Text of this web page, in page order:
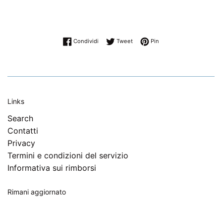
Condividi Condividi su Facebook
TweetTwitta su Twitter
Pin
Links
Search
Contatti
Privacy
Termini e condizioni del servizio
Informativa sui rimborsi
Rimani aggiornato